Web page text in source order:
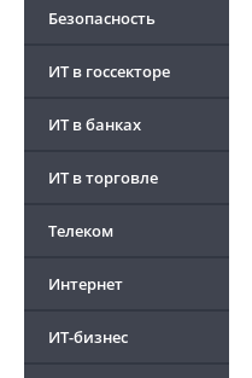
Безопасность
ИТ в госсекторе
ИТ в банках
ИТ в торговле
Телеком
Интернет
ИТ-бизнес